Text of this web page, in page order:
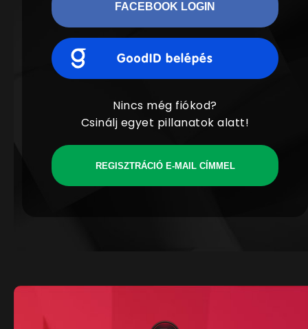
FACEBOOK LOGIN
Nincs még fiókod?
Csinálj egyet pillanatok alatt!
REGISZTRÁCIÓ E-MAIL CÍMMEL